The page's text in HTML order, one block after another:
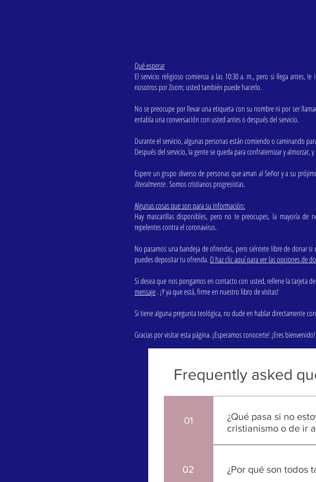
Qué esperar
El servicio religioso comienza a las 10:30 a. m., pero si llega antes,
nosotros por Zoom; usted también puede hacerlo.
No se preocupe por llevar una etiqueta con su nombre ni por ser
entabla una conversación con usted antes o después del servicio.
Durante el servicio, algunas personas están comiendo o caminando
Después del servicio, la gente se queda para confraternizar y almorzar,
Espere un grupo diverso de personas que aman al Señor y a su
literalmente. Somos cristianos progresistas.
Algunas cosas que son para su información:
Hay mascarillas disponibles, pero no te preocupes, la mayoría de
repelentes contra el coronavirus.
No pasamos una bandeja de ofrendas, pero siéntete libre de donar
puedes depositar tu ofrenda.O haz clic aquí para ver las opciones de
Si desea que nos pongamos en contacto con usted, rellene la tarjeta
mensaje. ¡Y ya que está, firme en nuestro libro de visitas!
Si tiene alguna pregunta teológica, no dude en hablar directamente
Gracias por visitar esta página. ¡Esperamos conocerte! ¡Eres bienvenido!
Frequently asked
01
¿Qué pasa si no
cristianismo o de ir
También queremos que
02 ¿Por qué son todos